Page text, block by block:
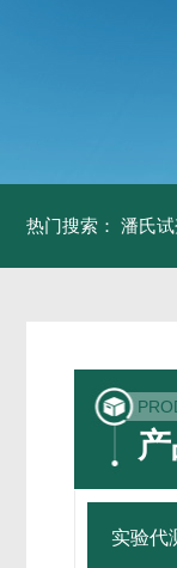
热门搜索： 潘氏试
实验代